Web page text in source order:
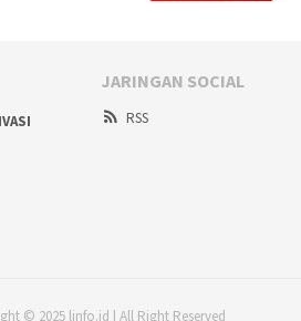
JARINGAN SOCIAL
RSS
© 2025 linfo.id | All Right Reserved